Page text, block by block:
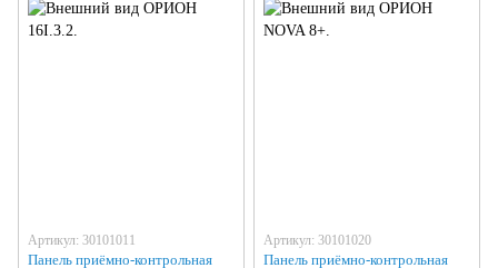
Артикул: 30101011
Панель приёмно-контрольная
Артикул: 30101020
Панель приёмно-контрольная